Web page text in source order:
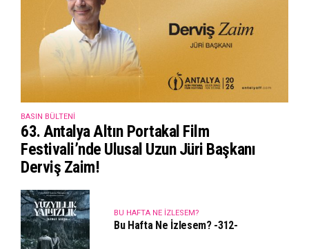
BASIN BÜLTENI
63. Antalya Altın Portakal Film
Festivali’nde Ulusal Uzun Jüri Başkanı
Derviş Zaim!
BU HAFTA NE İZLESEM?
Bu Hafta Ne İzlesem? -312-